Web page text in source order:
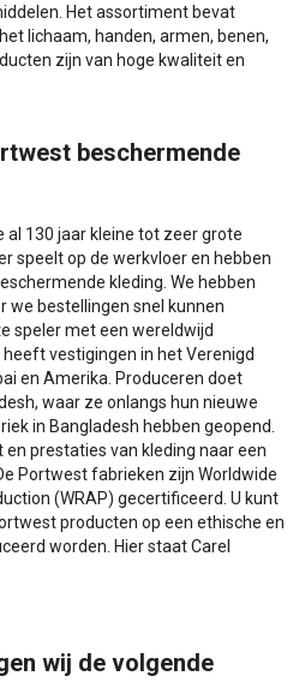
Het assortiment bevat
lichaam, handen, armen, benen,
zijn van hoge kwaliteit en
beschermende
al 130 jaar kleine tot zeer grote
speelt op de werkvloer en hebben
kleding. We hebben
we bestellingen snel kunnen
speler met een wereldwijd
vestigingen in het Verenigd
en Amerika. Produceren doet
waar ze onlangs hun nieuwe
in Bangladesh hebben geopend.
prestaties van kleding naar een
Portwest fabrieken zijn Worldwide
(WRAP) gecertificeerd. U kunt
producten op een ethische en
worden. Hier staat Carel
wij de volgende